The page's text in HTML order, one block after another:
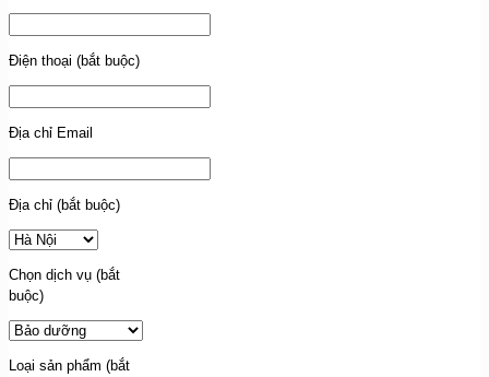
Điện thoại (bắt buộc)
Địa chỉ Email
Địa chỉ (bắt buộc)
Chọn dịch vụ (bắt
buộc)
Loại sản phẩm (bắt